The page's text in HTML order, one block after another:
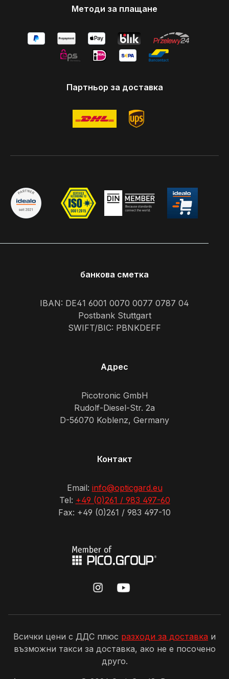
Методи за плащане
Партньор за доставка
банкова сметка
IBAN: DE41 6001 0070 0077 0787 04
Postbank Stuttgart
SWIFT/BIC: PBNKDEFF
Адрес
Picotronic GmbH
Rudolf-Diesel-Str. 2a
D-56070 Koblenz, Germany
Контакт
Email: info@opticgard.eu
Tel: +49 (0)261 / 983 497-60
Fax: +49 (0)261 / 983 497-10
Всички цени с ДДС плюс разходи за доставка и
възможни такси за доставка, ако не е посочено
друго.